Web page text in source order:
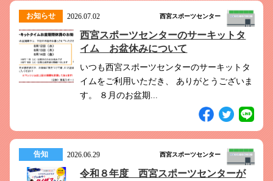
お知らせ 2026.07.02 西宮スポーツセンター
西宮スポーツセンターのサーキットタ
イム お盆休みについて
いつも西宮スポーツセンターのサーキットタ
イムをご利用いただき、 ありがとうございま
す。 ８月のお盆期...
告知 2026.06.29 西宮スポーツセンター
令和８年度 西宮スポーツセンターが